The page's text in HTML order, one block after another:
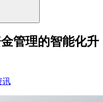
管理的智能化升
讯